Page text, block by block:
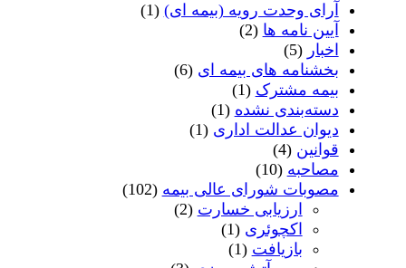
آرای وحدت رویه (بیمه ای)(1)
آیین نامه ها(2)
اخبار (5)
بخشنامه های بیمه ای(6)
بیمه مشترک(1)
دسته‌بندی نشده(1)
دیوان عدالت اداری(1)
قوانین(4)
مصاحبه(10)
مصوبات شورای عالی بیمه(102)
ارزیابی خسارت(2)
اکچوئری(1)
بازیافت(1)